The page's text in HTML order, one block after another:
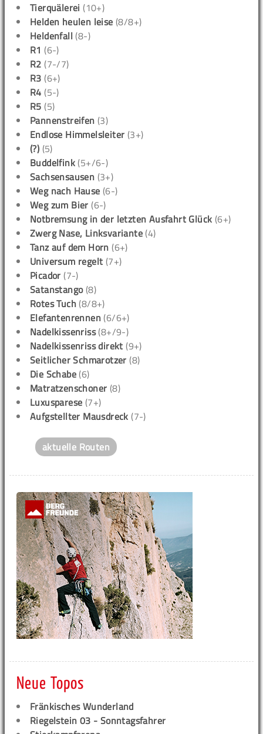
Tierquälerei (10+)
Helden heulen leise (8/8+)
Heldenfall (8-)
R1 (6-)
R2 (7-/7)
R3 (6+)
R4 (5-)
R5 (5)
Pannenstreifen (3)
Endlose Himmelsleiter (3+)
(?) (5)
Buddelfink (5+/6-)
Sachsensausen (3+)
Weg nach Hause (6-)
Weg zum Bier (6-)
Notbremsung in der letzten Ausfahrt Glück (6+)
Zwerg Nase, Linksvariante (4)
Tanz auf dem Horn (6+)
Universum regelt (7+)
Picador (7-)
Satanstango(8)
Rotes Tuch (8/8+)
Elefantenrennen (6/6+)
Nadelkissenriss(8+/9-)
Nadelkissenriss direkt (9+)
Seitlicher Schmarotzer (8)
Die Schabe (6)
Matratzenschoner (8)
Luxusparese (7+)
Aufgstellter Mausdreck (7-)
aktuelle Routen
Neue Topos
Fränkisches Wunderland
Riegelstein 03 - Sonntagsfahrer